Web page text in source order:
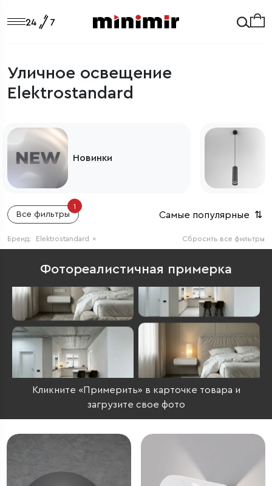
Уличное освещение
Elektrostandard
Светильники
Все фильтры
1
Самые популярные ⇅
Сбросить все фильтры
Бренд: Elektrostandard ×
Фотореалистичная примерка
Кликните «Примерить» в карточке товара и
загрузите свое фото